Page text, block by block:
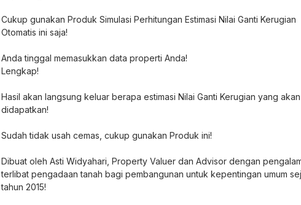
Cukup gunakan Produk Simulasi Perhitungan Estimasi Nilai Ganti Kerugian
Otomatis ini saja!
Anda tinggal memasukkan data properti Anda!
Lengkap!
Hasil akan langsung keluar berapa estimasi Nilai Ganti Kerugian yang akan
didapatkan!
Sudah tidak usah cemas, cukup gunakan Produk ini!
Dibuat oleh Asti Widyahari, Property Valuer dan Advisor dengan
terlibat pengadaan tanah bagi pembangunan untuk kepentingan umum
tahun 2015!